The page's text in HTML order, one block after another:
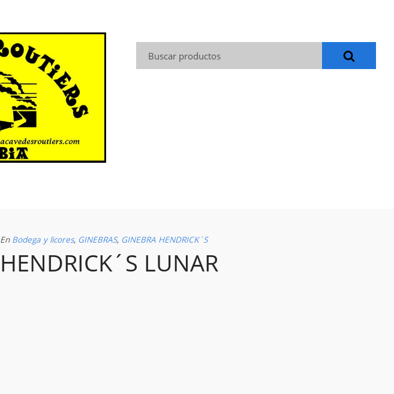
Buscar:
En Bodega y licores, GINEBRAS, GINEBRA HENDRICK´S
HENDRICK´S LUNAR